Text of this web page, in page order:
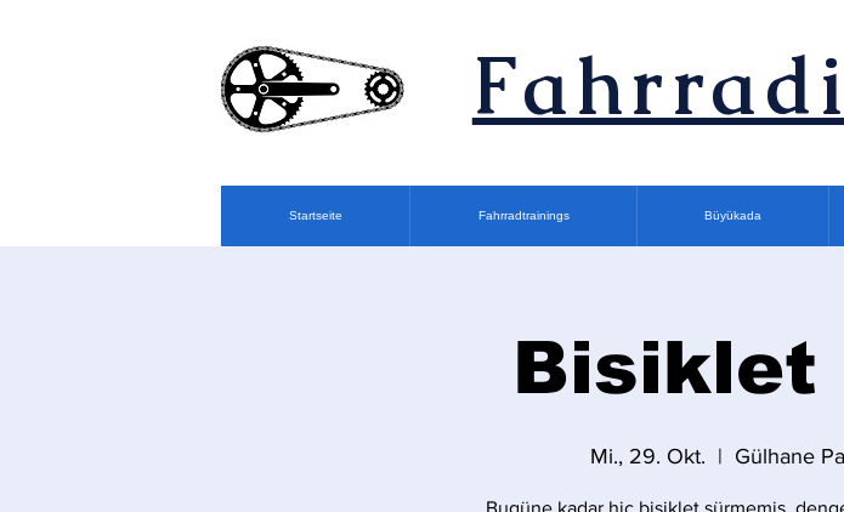
Startseite Fahrradtrainings Büyükada
Bisiklet
Mi., 29. Okt.
  |
Gülhane
Bugüne kadar hiç bisiklet sürmemiş,